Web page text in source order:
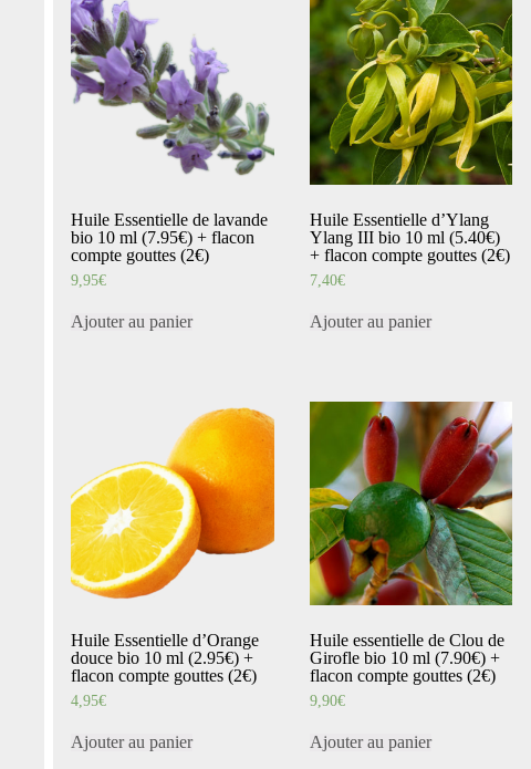
Huile Essentielle de lavande
bio 10 ml (7.95€) + flacon
compte gouttes (2€)
9,95€
Ajouter au panier
Huile Essentielle d’Ylang
Ylang III bio 10 ml (5.40€)
+ flacon compte gouttes (2€)
7,40€
Ajouter au panier
Huile Essentielle d’Orange
douce bio 10 ml (2.95€) +
flacon compte gouttes (2€)
4,95€
Ajouter au panier
Huile essentielle de Clou de
Girofle bio 10 ml (7.90€) +
flacon compte gouttes (2€)
9,90€
Ajouter au panier